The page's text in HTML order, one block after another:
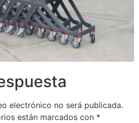
electrónico no será publicada.
están marcados con *